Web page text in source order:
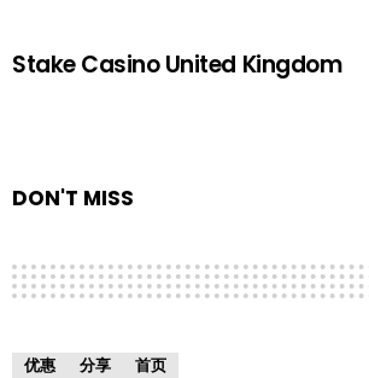
Stake Casino United Kingdom
DON'T MISS
优惠 分享 首页